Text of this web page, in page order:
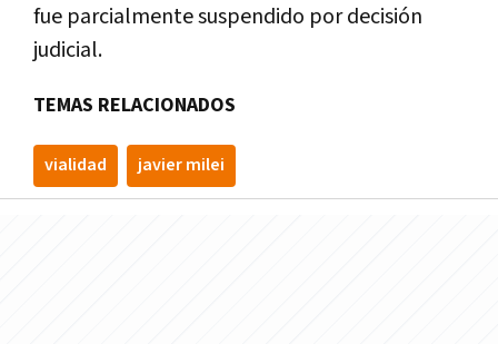
fue parcialmente suspendido por decisión
judicial.
TEMAS RELACIONADOS
vialidad javier milei